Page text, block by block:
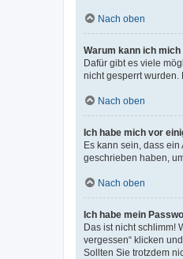
Nach oben
Warum kann ich
Dafür gibt es viele
nicht gesperrt wurden.
Nach oben
Ich habe mich vor
Es kann sein, dass
geschrieben haben,
Nach oben
Ich habe mein
Das ist nicht schlimm!
vergessen“ klicken
Sollten Sie trotzdem